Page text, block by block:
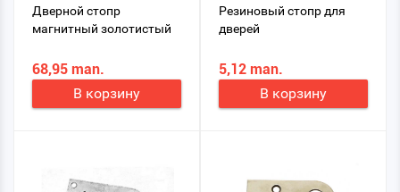
Дверной стопр
магнитный золотистый
68,95 man.
В корзину
Резиновый стопр для
дверей
5,12 man.
В корзину